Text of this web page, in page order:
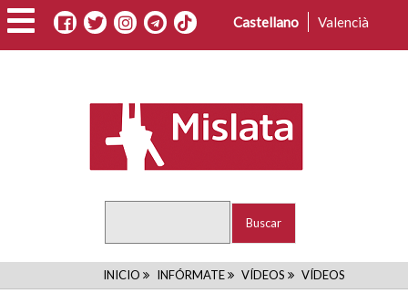
Pasar
al
contenido
Castellano Valencià
RUTA
INICIO INFÓRMATE VÍDEOS VÍDEOS